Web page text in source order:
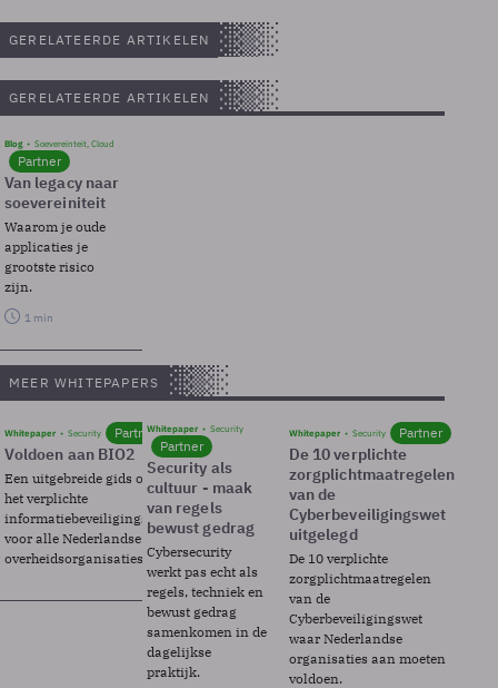
GERELATEERDE ARTIKELEN
GERELATEERDE ARTIKELEN
Blog Soevereinteit, Cloud
Partner
Van legacy naar
soevereiniteit
Waarom je oude
applicaties je
grootste risico
zijn.
1 min
MEER WHITEPAPERS
Whitepaper Security Partner
Voldoen aan BIO2
Een uitgebreide gids over BIO2,
het verplichte
informatiebeveiligingsframework
voor alle Nederlandse
overheidsorganisaties.
Whitepaper Security
Partner
Security als
cultuur - maak
van regels
bewust gedrag
Cybersecurity
werkt pas echt als
regels, techniek en
bewust gedrag
samenkomen in de
dagelijkse
praktijk.
Whitepaper Security Partner
De 10 verplichte
zorgplichtmaatregelen
van de
Cyberbeveiligingswet
uitgelegd
De 10 verplichte
zorgplichtmaatregelen
van de
Cyberbeveiligingswet
waar Nederlandse
organisaties aan moeten
voldoen.